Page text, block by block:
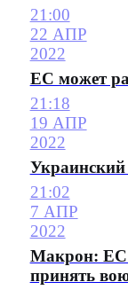
21:00
22 АПР
2022
ЕС может
21:18
19 АПР
2022
Украинский
21:02
7 АПР
2022
Макрон: ЕС
принять